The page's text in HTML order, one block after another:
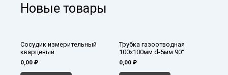
Новые товары
Сосудик измерительный
кварцевый
0,00 ₽
Трубка газоотводная
100х100мм d-5мм 90°
0,00 ₽